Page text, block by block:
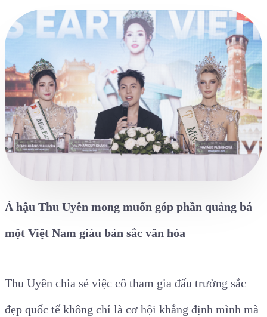
Á hậu Thu Uyên mong muốn góp phần quảng bá
một Việt Nam giàu bản sắc văn hóa
Thu Uyên chia sẻ việc cô tham gia đấu trường sắc
đẹp quốc tế không chỉ là cơ hội khẳng định mình mà